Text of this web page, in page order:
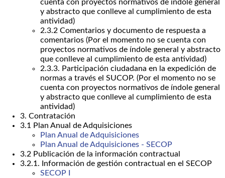
cuenta con proyectos normativos de índole general
y abstracto que conlleve al cumplimiento de esta
antividad)
2.3.2 Comentarios y documento de respuesta a
comentarios (Por el momento no se cuenta con
proyectos normativos de índole general y abstracto
que conlleve al cumplimiento de esta antividad)
2.3.3. Participación ciudadana en la expedición de
normas a través el SUCOP. (Por el momento no se
cuenta con proyectos normativos de índole general
y abstracto que conlleve al cumplimiento de esta
antividad)
3. Contratación
3.1 Plan Anual de Adquisiciones
Plan Anual de Adquisiciones
Plan Anual de Adquisiciones - SECOP
3.2 Publicación de la información contractual
3.2.1. Información de gestión contractual en el SECOP
SECOP I